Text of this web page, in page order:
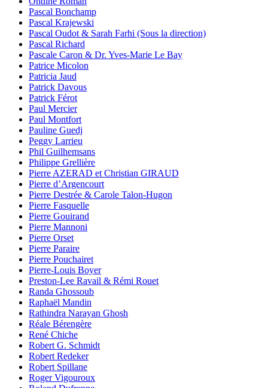
Pascal Bonchamp
Pascal Krajewski
Pascal Oudot & Sarah Farhi (Sous la direction)
Pascal Richard
Pascale Caron & Dr. Yves-Marie Le Bay
Patrice Micolon
Patricia Jaud
Patrick Davous
Patrick Férot
Paul Mercier
Paul Montfort
Pauline Guedj
Peggy Larrieu
Phil Guilhemsans
Philippe Grellière
Pierre AZERAD et Christian GIRAUD
Pierre d’Argencourt
Pierre Destrée & Carole Talon-Hugon
Pierre Fasquelle
Pierre Gouirand
Pierre Mannoni
Pierre Orset
Pierre Paraire
Pierre Pouchairet
Pierre-Louis Boyer
Preston-Lee Ravail & Rémi Rouet
Randa Ghossoub
Raphaël Mandin
Rathindra Narayan Ghosh
Réale Bérengère
René Chiche
Robert G. Schmidt
Robert Redeker
Robert Spillane
Roger Vigouroux